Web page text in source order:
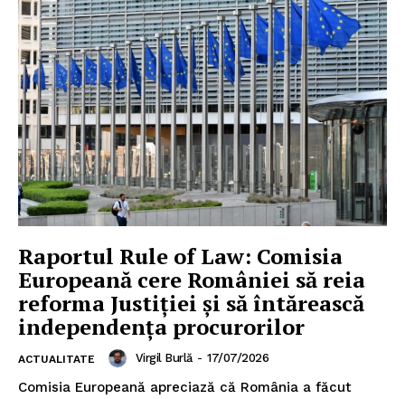
Rețea
Contact
Raportul Rule of Law: Comisia
Europeană cere României să reia
reforma Justiției și să întărească
independența procurorilor
ACTUALITATE Virgil Burlă - 17/07/2026
Comisia Europeană apreciază că România a făcut